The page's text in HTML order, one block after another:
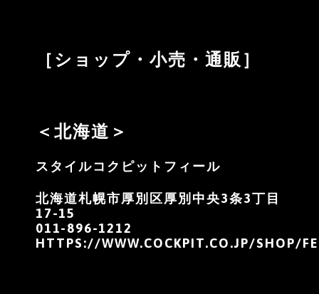
［ショップ・小売・通販］
＜北海道＞
スタイルコクピットフィール
北海道札幌市厚別区厚別中央3条3丁目
17-15
011-896-1212
HTTPS://WWW.COCKPIT.CO.JP/SHOP/